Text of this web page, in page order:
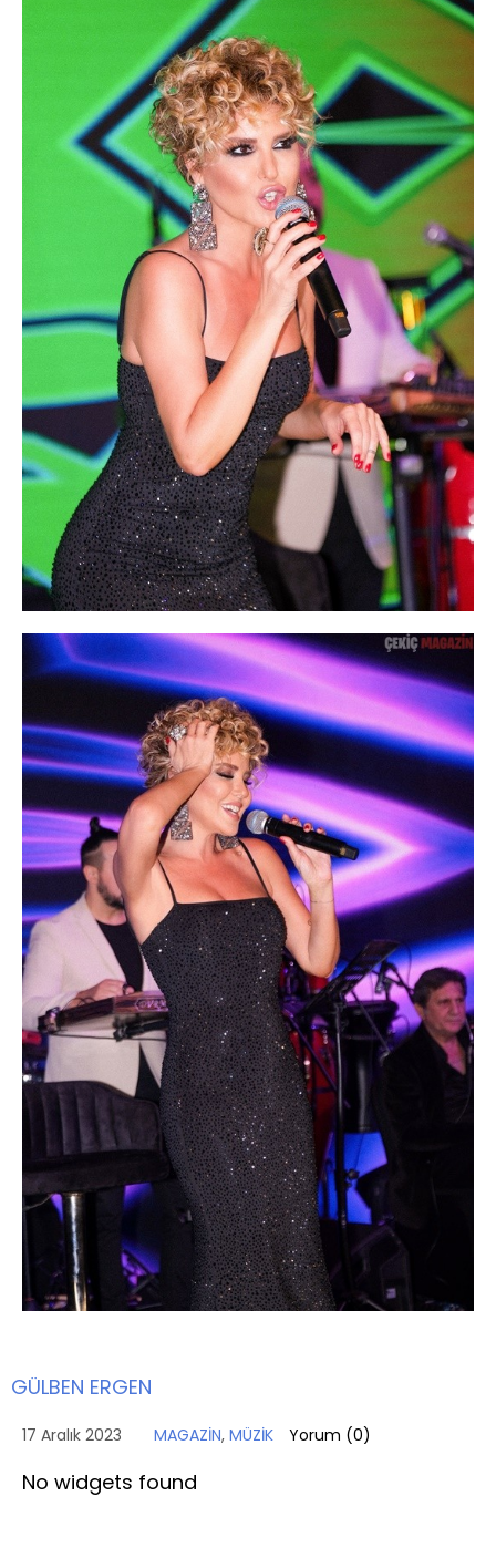
GÜLBEN ERGEN
17 Aralık 2023 MAGAZİN, MÜZİK Yorum (0)
No widgets found